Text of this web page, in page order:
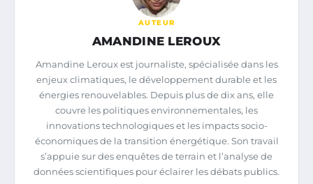
AUTEUR
AMANDINE LEROUX
Amandine Leroux est journaliste, spécialisée dans les
enjeux climatiques, le développement durable et les
énergies renouvelables. Depuis plus de dix ans, elle
couvre les politiques environnementales, les
innovations technologiques et les impacts socio-
économiques de la transition énergétique. Son travail
s’appuie sur des enquêtes de terrain et l’analyse de
données scientifiques pour éclairer les débats publics.